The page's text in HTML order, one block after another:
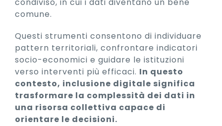
condiviso, in cui i dati diventano un bene
comune.
Questi strumenti consentono di individuare
pattern territoriali, confrontare indicatori
socio-economici e guidare le istituzioni
verso interventi più efficaci. In questo
contesto, inclusione digitale significa
trasformare la complessità dei dati in
una risorsa collettiva capace di
orientare le decisioni.